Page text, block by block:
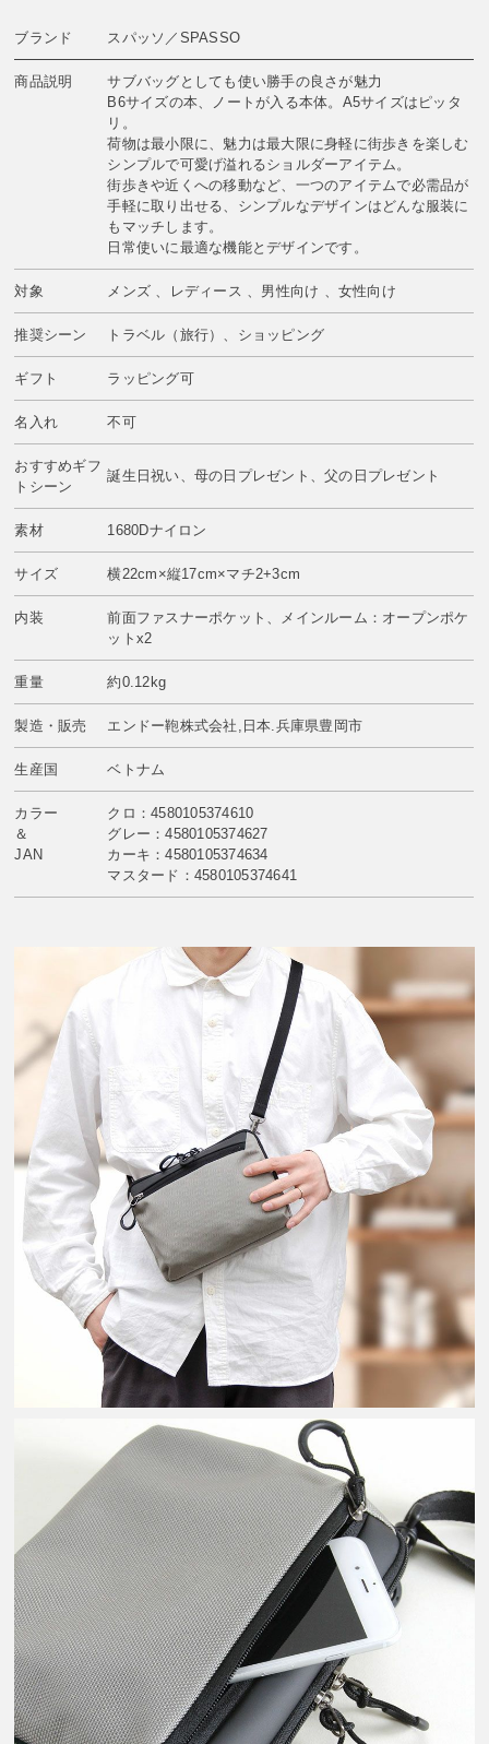
ブランド スパッソ／SPASSO
商品説明
サブバッグとしても使い勝手の良さが魅力
B6サイズの本、ノートが入る本体。A5サイズはピッタ
リ。
荷物は最小限に、魅力は最大限に身軽に街歩きを楽しむ
シンプルで可愛げ溢れるショルダーアイテム。
街歩きや近くへの移動など、一つのアイテムで必需品が
手軽に取り出せる、シンプルなデザインはどんな服装に
もマッチします。
日常使いに最適な機能とデザインです。
対象 メンズ 、レディース 、男性向け 、女性向け
推奨シーン トラベル（旅行）、ショッピング
ギフト ラッピング可
名入れ 不可
おすすめギフ
トシーン
誕生日祝い、母の日プレゼント、父の日プレゼント
素材 1680Dナイロン
サイズ 横22cm×縦17cm×マチ2+3cm
内装
前面ファスナーポケット、メインルーム：オープンポケ
ットx2
重量 約0.12kg
製造・販売 エンドー鞄株式会社,日本.兵庫県豊岡市
生産国 ベトナム
カラー
＆
JAN
クロ：4580105374610
グレー：4580105374627
カーキ：4580105374634
マスタード：4580105374641